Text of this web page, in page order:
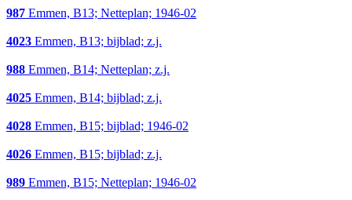
987 Emmen, B13; Netteplan; 1946-02
4023 Emmen, B13; bijblad; z.j.
988 Emmen, B14; Netteplan; z.j.
4025 Emmen, B14; bijblad; z.j.
4028 Emmen, B15; bijblad; 1946-02
4026 Emmen, B15; bijblad; z.j.
989 Emmen, B15; Netteplan; 1946-02